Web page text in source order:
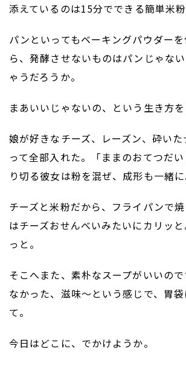
添えているのは15分でできる簡単米粉
パンといってもベーキングパウダー
ら、発酵させないものはパンじゃな
ゃうだろうか。
まあいいじゃないの、という生き方を
娘が好きなチーズ、レーズン、砕い
って全部入れた。「ままのおてつだ
り切る彼女は粉を混ぜ、成形も一緒に
チーズと米粉だから、フライパンで
はチーズおせんべいみたいにカリッ
っと。
そこへまた、素朴なスープがいいの
なかった、滋味〜という感じで、胃
て。
今日はどこに、でかけようか。